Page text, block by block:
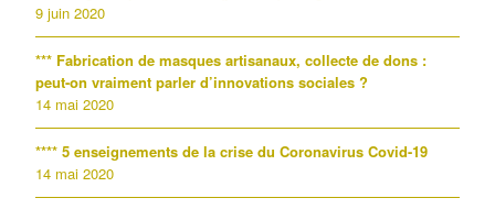
9 juin 2020
*** Fabrication de masques artisanaux, collecte de dons :
peut-on vraiment parler d’innovations sociales ?
14 mai 2020
**** 5 enseignements de la crise du Coronavirus Covid-19
14 mai 2020